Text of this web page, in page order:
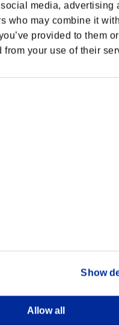
media, advertising
who may combine it
provided to them
from your use of their
Show
Allow all